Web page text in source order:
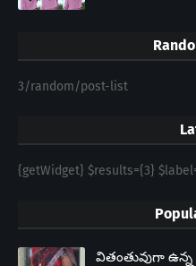
3/random/post-list
{getWidget} $results={3}
వితంతువుగా